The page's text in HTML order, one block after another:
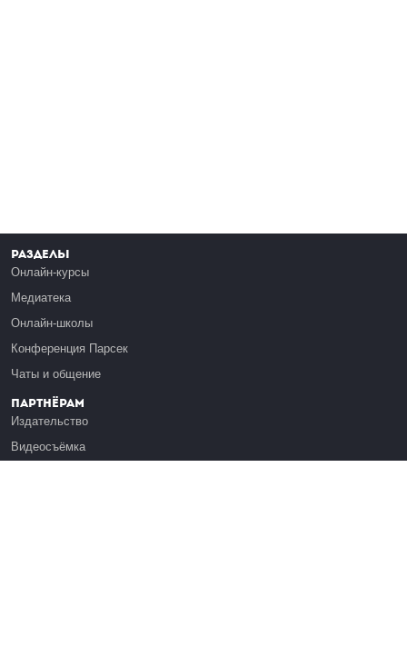
Разделы
Онлайн-курсы
Медиатека
Онлайн-школы
Конференция Парсек
Чаты и общение
Партнёрам
Издательство
Видеосъёмка